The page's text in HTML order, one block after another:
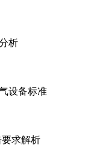
析
设备标准
要求解析